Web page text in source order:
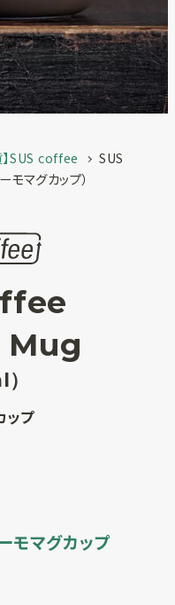
SUSPRO
selection
名入れ可エコグ
ッズ
SUS supply
品一覧
オリジナルアメ
SUS coffee
SUS
マグカップ）
ップ
モマグカップ